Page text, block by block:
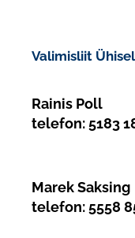
Valimisliit
Rainis Poll
telefon: 5183
Marek Saksing
telefon: 5558